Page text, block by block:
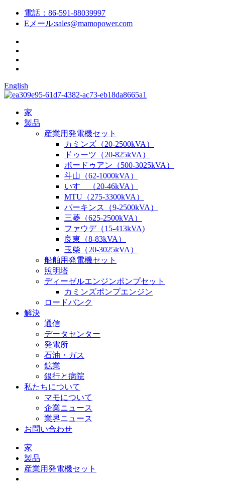
電話： 86-591-88039997
Eメール:sales@mamopower.com
English
家
製品
産業用発電機セット
カミンズ（20-2500kVA）
ドゥーツ（20-825kVA）
ボードゥアン（500-3025kVA）
斗山（62-1000kVA）
いすゞ（20-46kVA）
MTU（275-3300kVA）
パーキンス（9-2500kVA）
三菱（625-2500kVA）
ファウデ（15-413kVA)
良東（8-83kVA）
玉柴（20-3025kVA）
船舶用発電機セット
照明塔
ディーゼルエンジンポンプセット
カミンズポンプエンジン
ロードバンク
解決
通信
データセンター
発電所
石油・ガス
鉱業
銀行と病院
私たちについて
マモについて
企業ニュース
業界ニュース
お問い合わせ
家
製品
産業用発電機セット